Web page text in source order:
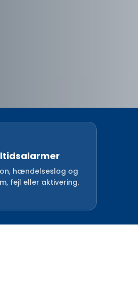
hændelseslog og
fejl eller aktivering.